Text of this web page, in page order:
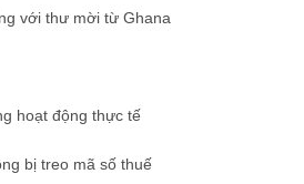
với thư mời từ Ghana
hoạt động thực tế
bị treo mã số thuế